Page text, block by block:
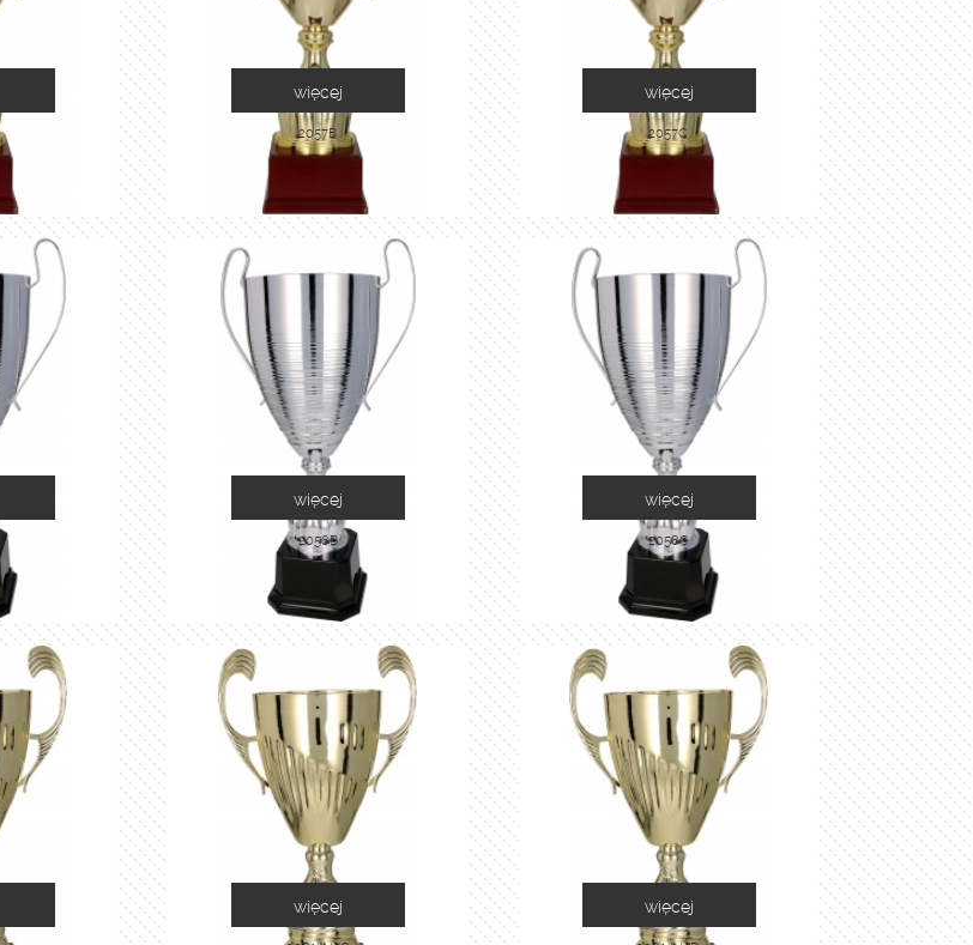
2057B
więcej
2057C
więcej
2058B
więcej
2058C
więcej
więcej więcej